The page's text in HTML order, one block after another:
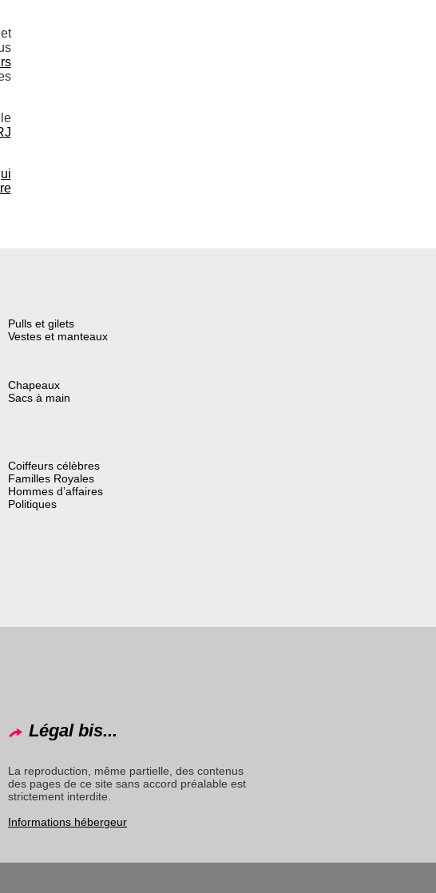
Pulls et gilets
Vestes et manteaux
Chapeaux
Sacs à main
Coiffeurs célèbres
Familles Royales
Hommes d’affaires
Politiques
Légal bis...
La reproduction, même partielle, des contenus
des pages de ce site sans accord préalable est
strictement interdite.
Informations hébergeur